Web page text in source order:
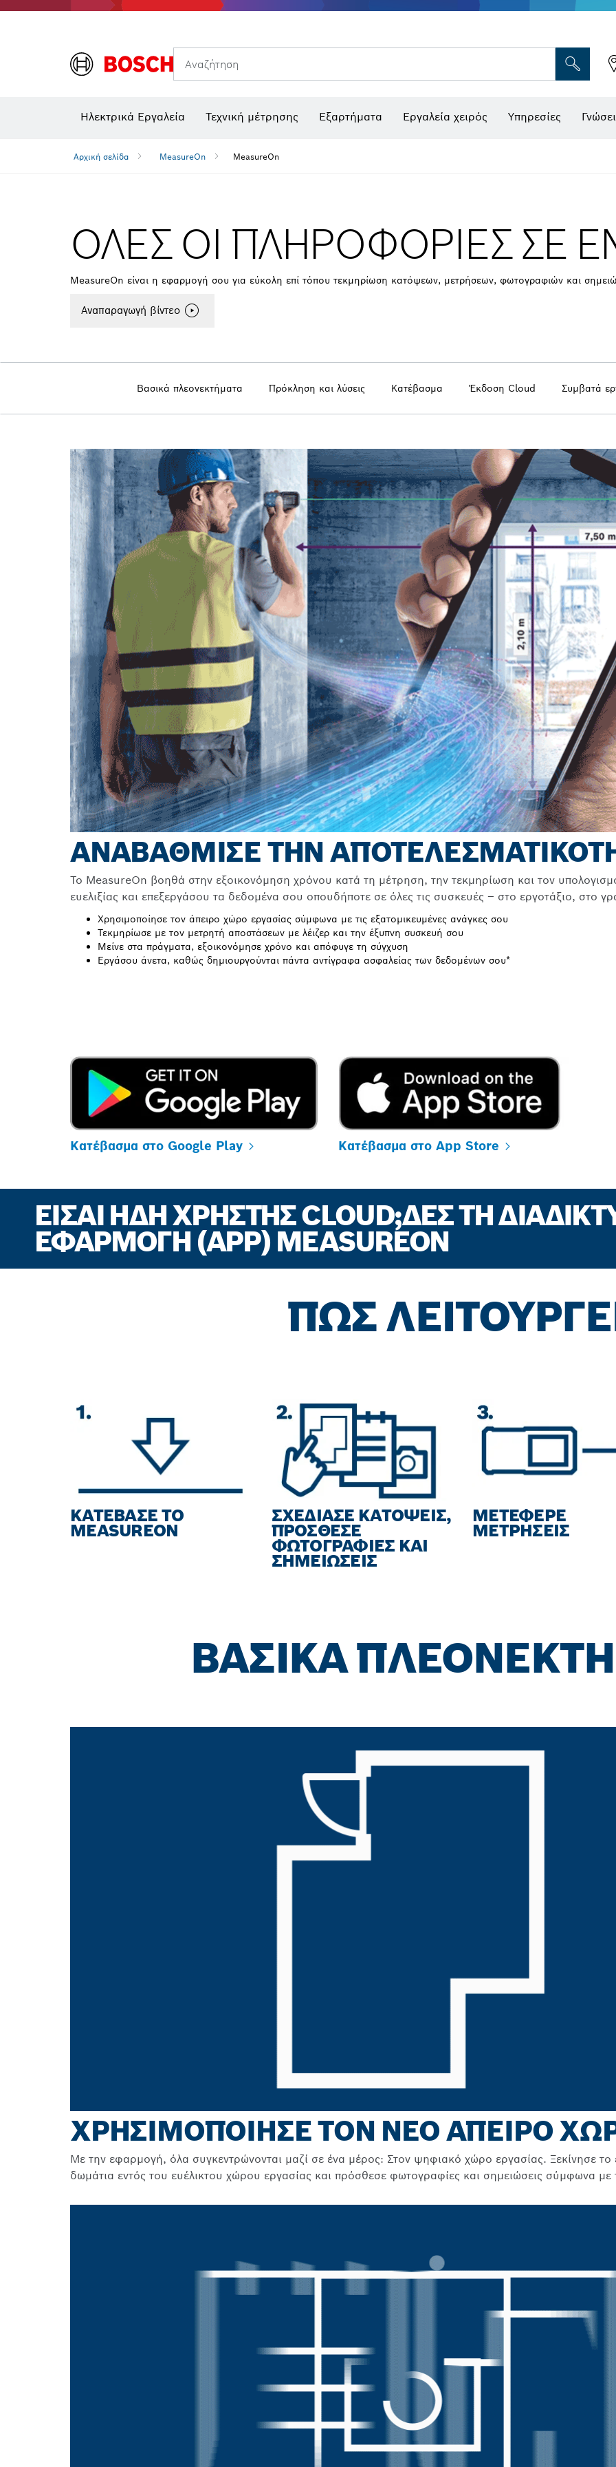
Αναζήτηση
Ηλεκτρικά Εργαλεία Τεχνική μέτρησης Εξαρτήματα Εργαλεία χειρός Υπηρεσίες
Αρχική σελίδα MeasureOn MeasureOn
ΟΛΕΣ ΟΙ ΠΛΗΡΟΦΟΡΙΕΣ ΣΕ
MeasureOn είναι η εφαρμογή σου για εύκολη επί τόπου τεκμηρίωση κατόψεων, μετρήσεων, φωτογραφιών και
Αναπαραγωγή βίντεο
Βασικά πλεονεκτήματα Πρόκληση και λύσεις Κατέβασμα Έκδοση Cloud Συμβατά
ΑΝΑΒΑΘΜΙΣΕ ΤΗΝ
Το MeasureOn βοηθά στην εξοικονόμηση χρόνου κατά τη μέτρηση, την τεκμηρίωση και τον
ευελιξίας και επεξεργάσου τα δεδομένα σου οπουδήποτε σε όλες τις συσκευές – στο εργοτάξιο, στο
Χρησιμοποίησε τον άπειρο χώρο εργασίας σύμφωνα με τις εξατομικευμένες ανάγκες σου
Τεκμηρίωσε με τον μετρητή αποστάσεων με λέιζερ και την έξυπνη συσκευή σου
Μείνε στα πράγματα, εξοικονόμησε χρόνο και απόφυγε τη σύγχυση
Εργάσου άνετα, καθώς δημιουργούνται πάντα αντίγραφα ασφαλείας των δεδομένων σου*
Κατέβασμα στο Google Play Κατέβασμα στο App Store
ΕΊΣΑΙ ΉΔΗ ΧΡΉΣΤΗΣ CLOUD;ΔΕΣ ΤΗ
ΕΦΑΡΜΟΓΉ (APP) MEASUREON
ΠΏΣ
ΚΑΤΕΒΑΣΕ ΤΟ
MEASUREON
ΣΧΕΔΙΑΣΕ ΚΑΤΟΨΕΙΣ,
ΠΡΟΣΘΕΣΕ
ΦΩΤΟΓΡΑΦΙΕΣ ΚΑΙ
ΣΗΜΕΙΩΣΕΙΣ
ΜΕΤΕΦΕΡΕ
ΜΕΤΡΗΣΕΙΣ
ΒΑΣΙΚΆ
ΧΡΗΣΙΜΟΠΟΙΗΣΕ ΤΟΝ ΝΕΟ ΑΠΕΙΡΟ
Με την εφαρμογή, όλα συγκεντρώνονται μαζί σε ένα μέρος: Στον ψηφιακό χώρο εργασίας. Ξεκίνησε
δωμάτια εντός του ευέλικτου χώρου εργασίας και πρόσθεσε φωτογραφίες και σημειώσεις σύμφωνα με